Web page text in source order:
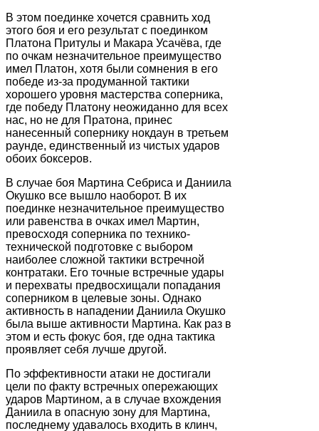
В этом поединке хочется сравнить ход
этого боя и его результат с поединком
Платона Притулы и Макара Усачёва, где
по очкам незначительное преимущество
имел Платон, хотя были сомнения в его
победе из-за продуманной тактики
хорошего уровня мастерства соперника,
где победу Платону неожиданно для всех
нас, но не для Пратона, принес
нанесенный сопернику нокдаун в третьем
раунде, единственный из чистых ударов
обоих боксеров.
В случае боя Мартина Себриса и Даниила
Окушко все вышло наоборот. В их
поединке незначительное преимущество
или равенства в очках имел Мартин,
превосходя соперника по технико-
технической подготовке с выбором
наиболее сложной тактики встречной
контратаки. Его точные встречные удары
и перехваты предвосхищали попадания
соперником в целевые зоны. Однако
активность в нападении Даниила Окушко
была выше активности Мартина. Как раз в
этом и есть фокус боя, где одна тактика
проявляет себя лучше другой.
По эффективности атаки не достигали
цели по факту встречных опережающих
ударов Мартином, а в случае вхождения
Даниила в опасную зону для Мартина,
последнему удавалось входить в клинч,